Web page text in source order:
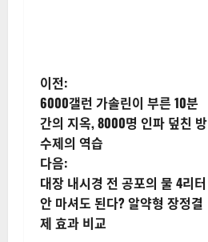
게
시
물
내
비
이전:
6000갤런 가솔린이 부른 10분
간의 지옥, 8000명 인파 덮친 방
수제의 역습
다음:
대장 내시경 전 공포의 물 4리터
안 마셔도 된다? 알약형 장정결
제 효과 비교